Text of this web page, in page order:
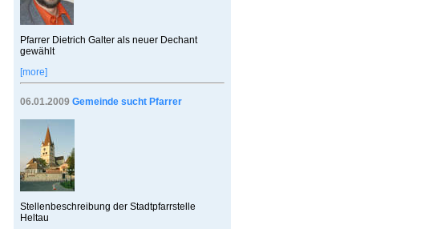
Pfarrer Dietrich Galter als neuer Dechant
gewählt
[more]
06.01.2009 Gemeinde sucht Pfarrer
Stellenbeschreibung der Stadtpfarrstelle
Heltau